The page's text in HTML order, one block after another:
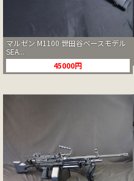
マルゼン M1100 世田谷ベースモデル
SEA...
45000円